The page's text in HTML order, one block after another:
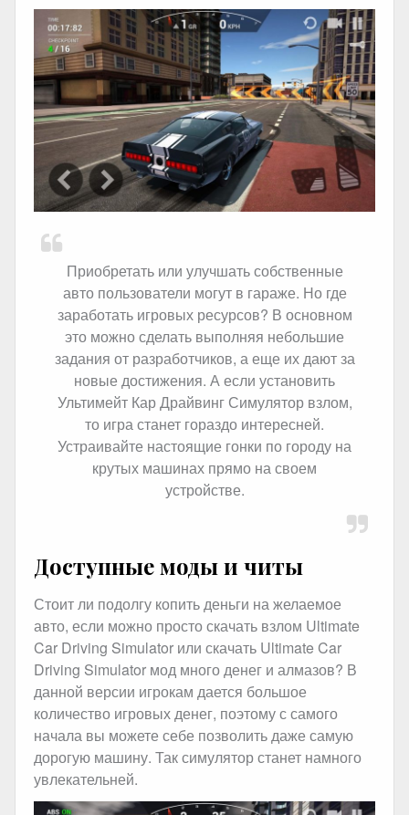
Приобретать или улучшать собственные
авто пользователи могут в гараже. Но где
заработать игровых ресурсов? В основном
это можно сделать выполняя небольшие
задания от разработчиков, а еще их дают за
новые достижения. А если установить
Ультимейт Кар Драйвинг Симулятор взлом,
то игра станет гораздо интересней.
Устраивайте настоящие гонки по городу на
крутых машинах прямо на своем
устройстве.
Доступные моды и читы
Стоит ли подолгу копить деньги на желаемое
авто, если можно просто скачать взлом Ultimate
Car Driving Simulator или скачать Ultimate Car
Driving Simulator мод много денег и алмазов? В
данной версии игрокам дается большое
количество игровых денег, поэтому с самого
начала вы можете себе позволить даже самую
дорогую машину. Так симулятор станет намного
увлекательней.